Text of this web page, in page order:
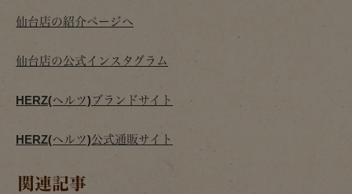
仙台店の紹介ページへ
仙台店の公式インスタグラム
HERZ(ヘルツ)ブランドサイト
HERZ(ヘルツ)公式通販サイト
関連記事